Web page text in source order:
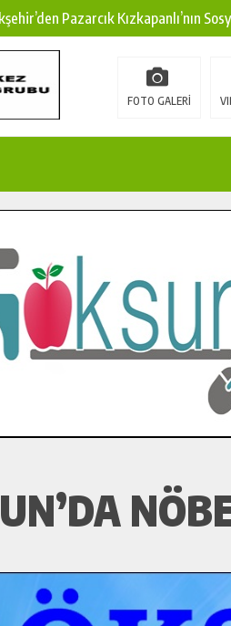
Pazarcık Kızkapanlı’nın
Pazarcık Kırsalına Modern
KSÜ’ye Uluslararası Başarı:
Komutanı Karakaya’dan
Yeni Köprüsünde Sona Doğru.
FOTO GALERİ